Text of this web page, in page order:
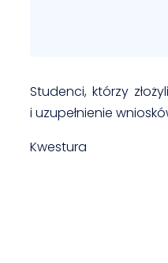
Studenci, którzy
i uzupełnienie
Kwestura